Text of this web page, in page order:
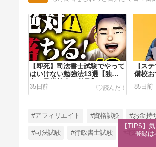
【即死】司法書士試験でやって
はいけない勉強法13選【独学
者も予備校生も必見】
35日前
【ス
備校
85日前
#アフィリエイト #資格試験 #お金持
#司法試験 #行政書士試験 #宅建士試
【TIPS】
登録は